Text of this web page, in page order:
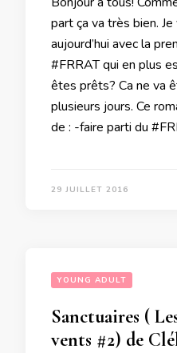
part ça va très bien.
aujourd’hui avec la
#FRRAT qui en plus
êtes prêts? Ca ne va
plusieurs jours. Ce
de : -faire parti du
29 JUILLET 2016
YOUNG ADULT
Sanctuaires (
vents #2) de